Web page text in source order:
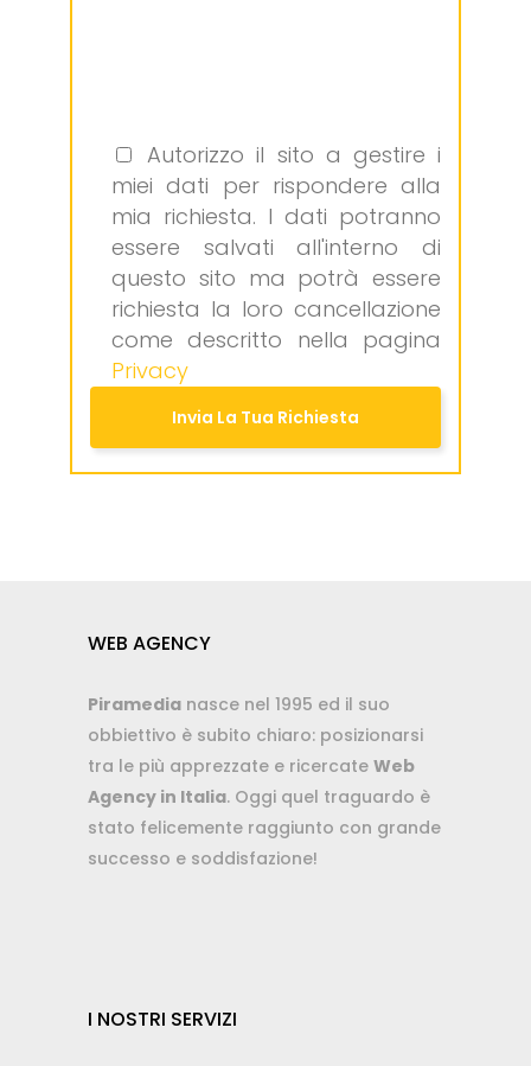
Autorizzo il sito a gestire i
miei dati per rispondere alla
mia richiesta. I dati potranno
essere salvati all'interno di
questo sito ma potrà essere
richiesta la loro cancellazione
come descritto nella pagina
Privacy
WEB AGENCY
Piramedia nasce nel 1995 ed il suo
obbiettivo è subito chiaro: posizionarsi
tra le più apprezzate e ricercate Web
Agency in Italia. Oggi quel traguardo è
stato felicemente raggiunto con grande
successo e soddisfazione!
I NOSTRI SERVIZI